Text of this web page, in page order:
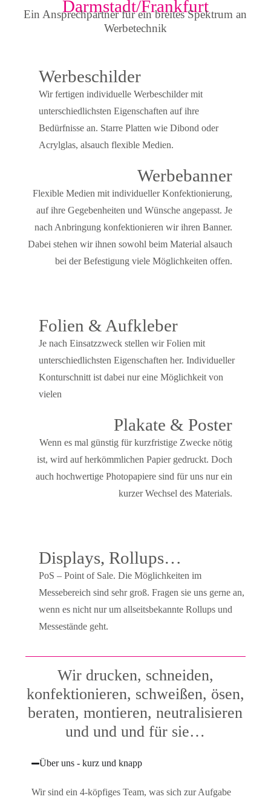
Darmstadt/Frankfurt
Ein Ansprechpartner für ein breites Spektrum an
Werbetechnik
Werbeschilder
Wir fertigen individuelle Werbeschilder mit
unterschiedlichsten Eigenschaften auf ihre
Bedürfnisse an. Starre Platten wie Dibond oder
Acrylglas, alsauch flexible Medien.
Werbebanner
Flexible Medien mit individueller Konfektionierung,
auf ihre Gegebenheiten und Wünsche angepasst. Je
nach Anbringung konfektionieren wir ihren Banner.
Dabei stehen wir ihnen sowohl beim Material alsauch
bei der Befestigung viele Möglichkeiten offen.
Folien & Aufkleber
Je nach Einsatzzweck stellen wir Folien mit
unterschiedlichsten Eigenschaften her. Individueller
Konturschnitt ist dabei nur eine Möglichkeit von
vielen
Plakate & Poster
Wenn es mal günstig für kurzfristige Zwecke nötig
ist, wird auf herkömmlichen Papier gedruckt. Doch
auch hochwertige Photopapiere sind für uns nur ein
kurzer Wechsel des Materials.
Displays, Rollups…
PoS – Point of Sale. Die Möglichkeiten im
Messebereich sind sehr groß. Fragen sie uns gerne an,
wenn es nicht nur um allseitsbekannte Rollups und
Messestände geht.
Wir drucken, schneiden,
konfektionieren, schweißen, ösen,
beraten, montieren, neutralisieren
und und und für sie…
Über uns - kurz und knapp
Wir sind ein 4-köpfiges Team, was sich zur Aufgabe